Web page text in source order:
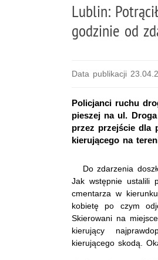
Lublin:
godzinie od
Data publikacji
Policjanci ruchu
pieszej na ul.
przez przejście dla
kierującego na
Do zdarzenia
Jak wstępnie ustalili
cmentarza w
kobietę po czym
Skierowani na
kierujący
kierującego skodą.